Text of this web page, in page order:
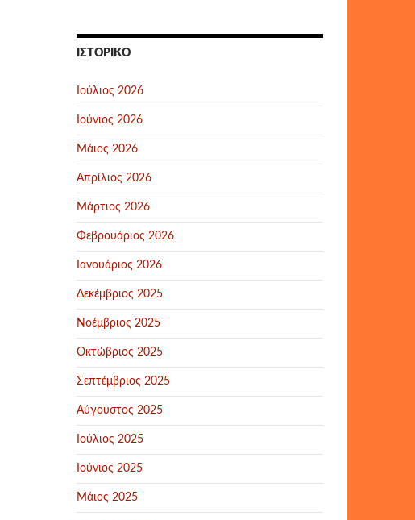
ΙΣΤΟΡΙΚΌ
Ιούλιος 2026
Ιούνιος 2026
Μάιος 2026
Απρίλιος 2026
Μάρτιος 2026
Φεβρουάριος 2026
Ιανουάριος 2026
Δεκέμβριος 2025
Νοέμβριος 2025
Οκτώβριος 2025
Σεπτέμβριος 2025
Αύγουστος 2025
Ιούλιος 2025
Ιούνιος 2025
Μάιος 2025